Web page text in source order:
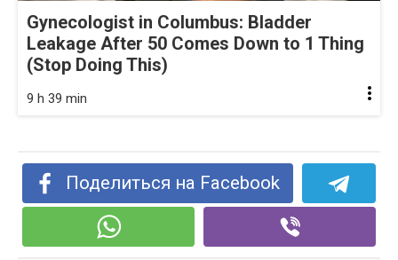
Gynecologist in Columbus: Bladder
Leakage After 50 Comes Down to 1 Thing
(Stop Doing This)
9 h 39 min
Поделиться на Facebook